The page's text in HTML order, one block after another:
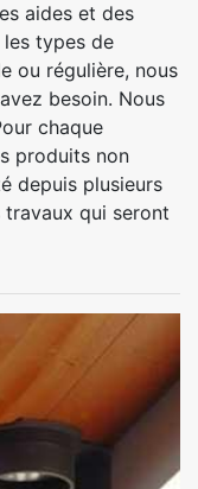
aides et des
types de
ou régulière, nous
besoin. Nous
chaque
produits non
depuis plusieurs
travaux qui seront